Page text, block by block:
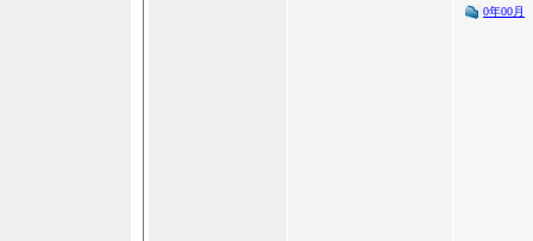
0年00月